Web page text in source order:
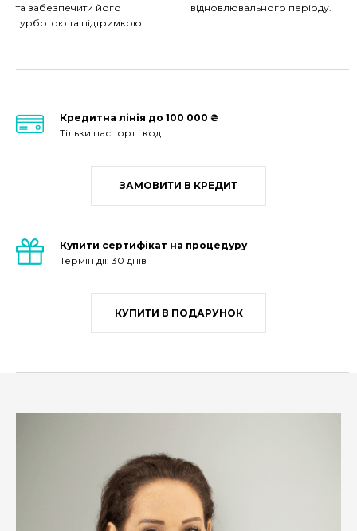
та забезпечити його
турботою та підтримкою.
відновлювального періоду.
Кредитна лінія до 100 000 ₴
Тільки паспорт і код
ЗАМОВИТИ В КРЕДИТ
Купити сертифікат на процедуру
Термін дії: 30 днів
КУПИТИ В ПОДАРУНОК